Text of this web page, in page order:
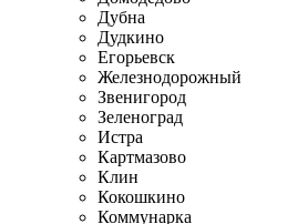
Дубна
Дудкино
Егорьевск
Железнодорожный
Звенигород
Зеленоград
Истра
Картмазово
Клин
Кокошкино
Коммунарка